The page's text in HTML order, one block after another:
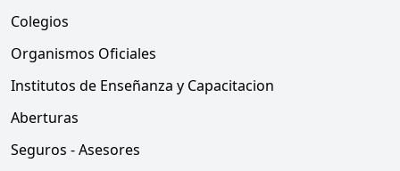
Colegios
Organismos Oficiales
Institutos de Enseñanza y Capacitacion
Aberturas
Seguros - Asesores